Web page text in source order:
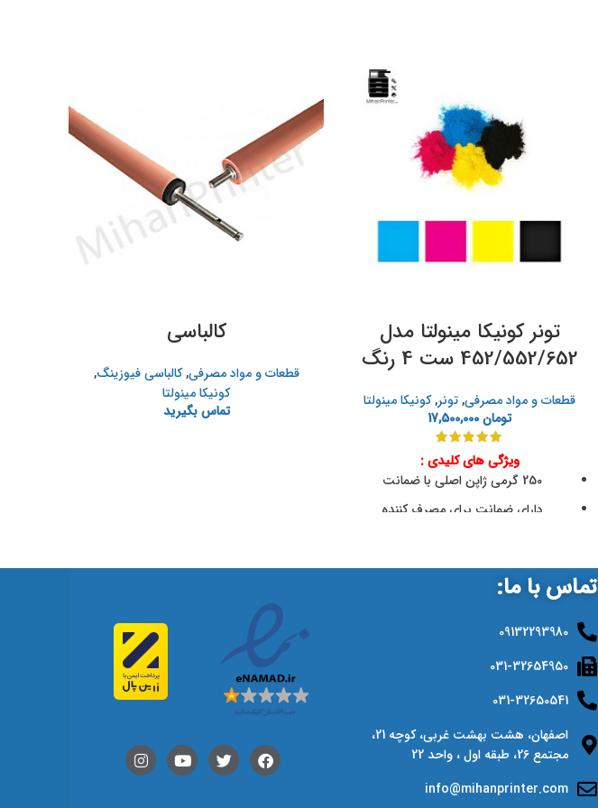
تونر کونيکا مينولتا مدل
452/552/652 ست 4 رنگ
قطعات و مواد مصرفی,تونر,کونیکا مینولتا
تومان
ویژگی های کلیدی :
250 گرمی ژاپن اصلی با ضمانت
دارای ضمانت برای مصرف کننده
راندمان بسیار بالا
عدم بهم ریختگی
کالباسی
قطعات و مواد مصرفی,کالباسی فیوزینگ,
کونیکا مینولتا
تماس بگیرید
تماس با ما:
09132293980
031-32654950
031-32650541
اصفهان، هشت بهشت غربی، کوچه 21،
مجتمع 26، طبقه اول ، واحد 22
info@mihanprinter.com